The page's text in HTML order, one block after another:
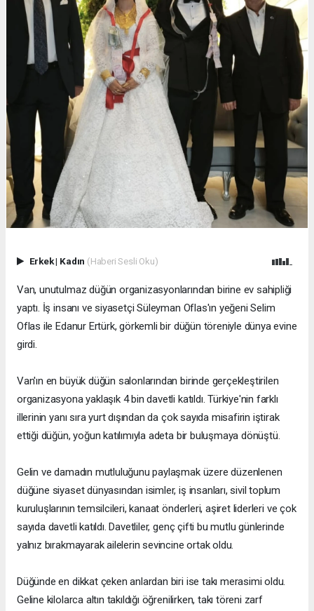
Erkek| Kadın (Haberi Sesli Oku)
Van, unutulmaz düğün organizasyonlarından birine ev sahipliği
yaptı. İş insanı ve siyasetçi Süleyman Oflas'ın yeğeni Selim
Oflas ile Edanur Ertürk, görkemli bir düğün töreniyle dünya evine
girdi.
Van'ın en büyük düğün salonlarından birinde gerçekleştirilen
organizasyona yaklaşık 4 bin davetli katıldı. Türkiye'nin farklı
illerinin yanı sıra yurt dışından da çok sayıda misafirin iştirak
ettiği düğün, yoğun katılımıyla adeta bir buluşmaya dönüştü.
Gelin ve damadın mutluluğunu paylaşmak üzere düzenlenen
düğüne siyaset dünyasından isimler, iş insanları, sivil toplum
kuruluşlarının temsilcileri, kanaat önderleri, aşiret liderleri ve çok
sayıda davetli katıldı. Davetliler, genç çifti bu mutlu günlerinde
yalnız bırakmayarak ailelerin sevincine ortak oldu.
Düğünde en dikkat çeken anlardan biri ise takı merasimi oldu.
Geline kilolarca altın takıldığı öğrenilirken, takı töreni zarf